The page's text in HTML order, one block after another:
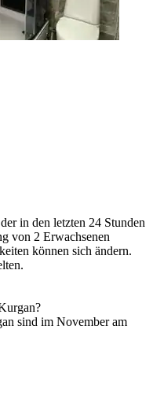
in den letzten 24 Stunden
von 2 Erwachsenen
können sich ändern.
sind im November am